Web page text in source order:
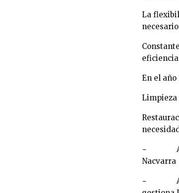
La
En el año
Limpieza
− Auzo
Nacvarra
−